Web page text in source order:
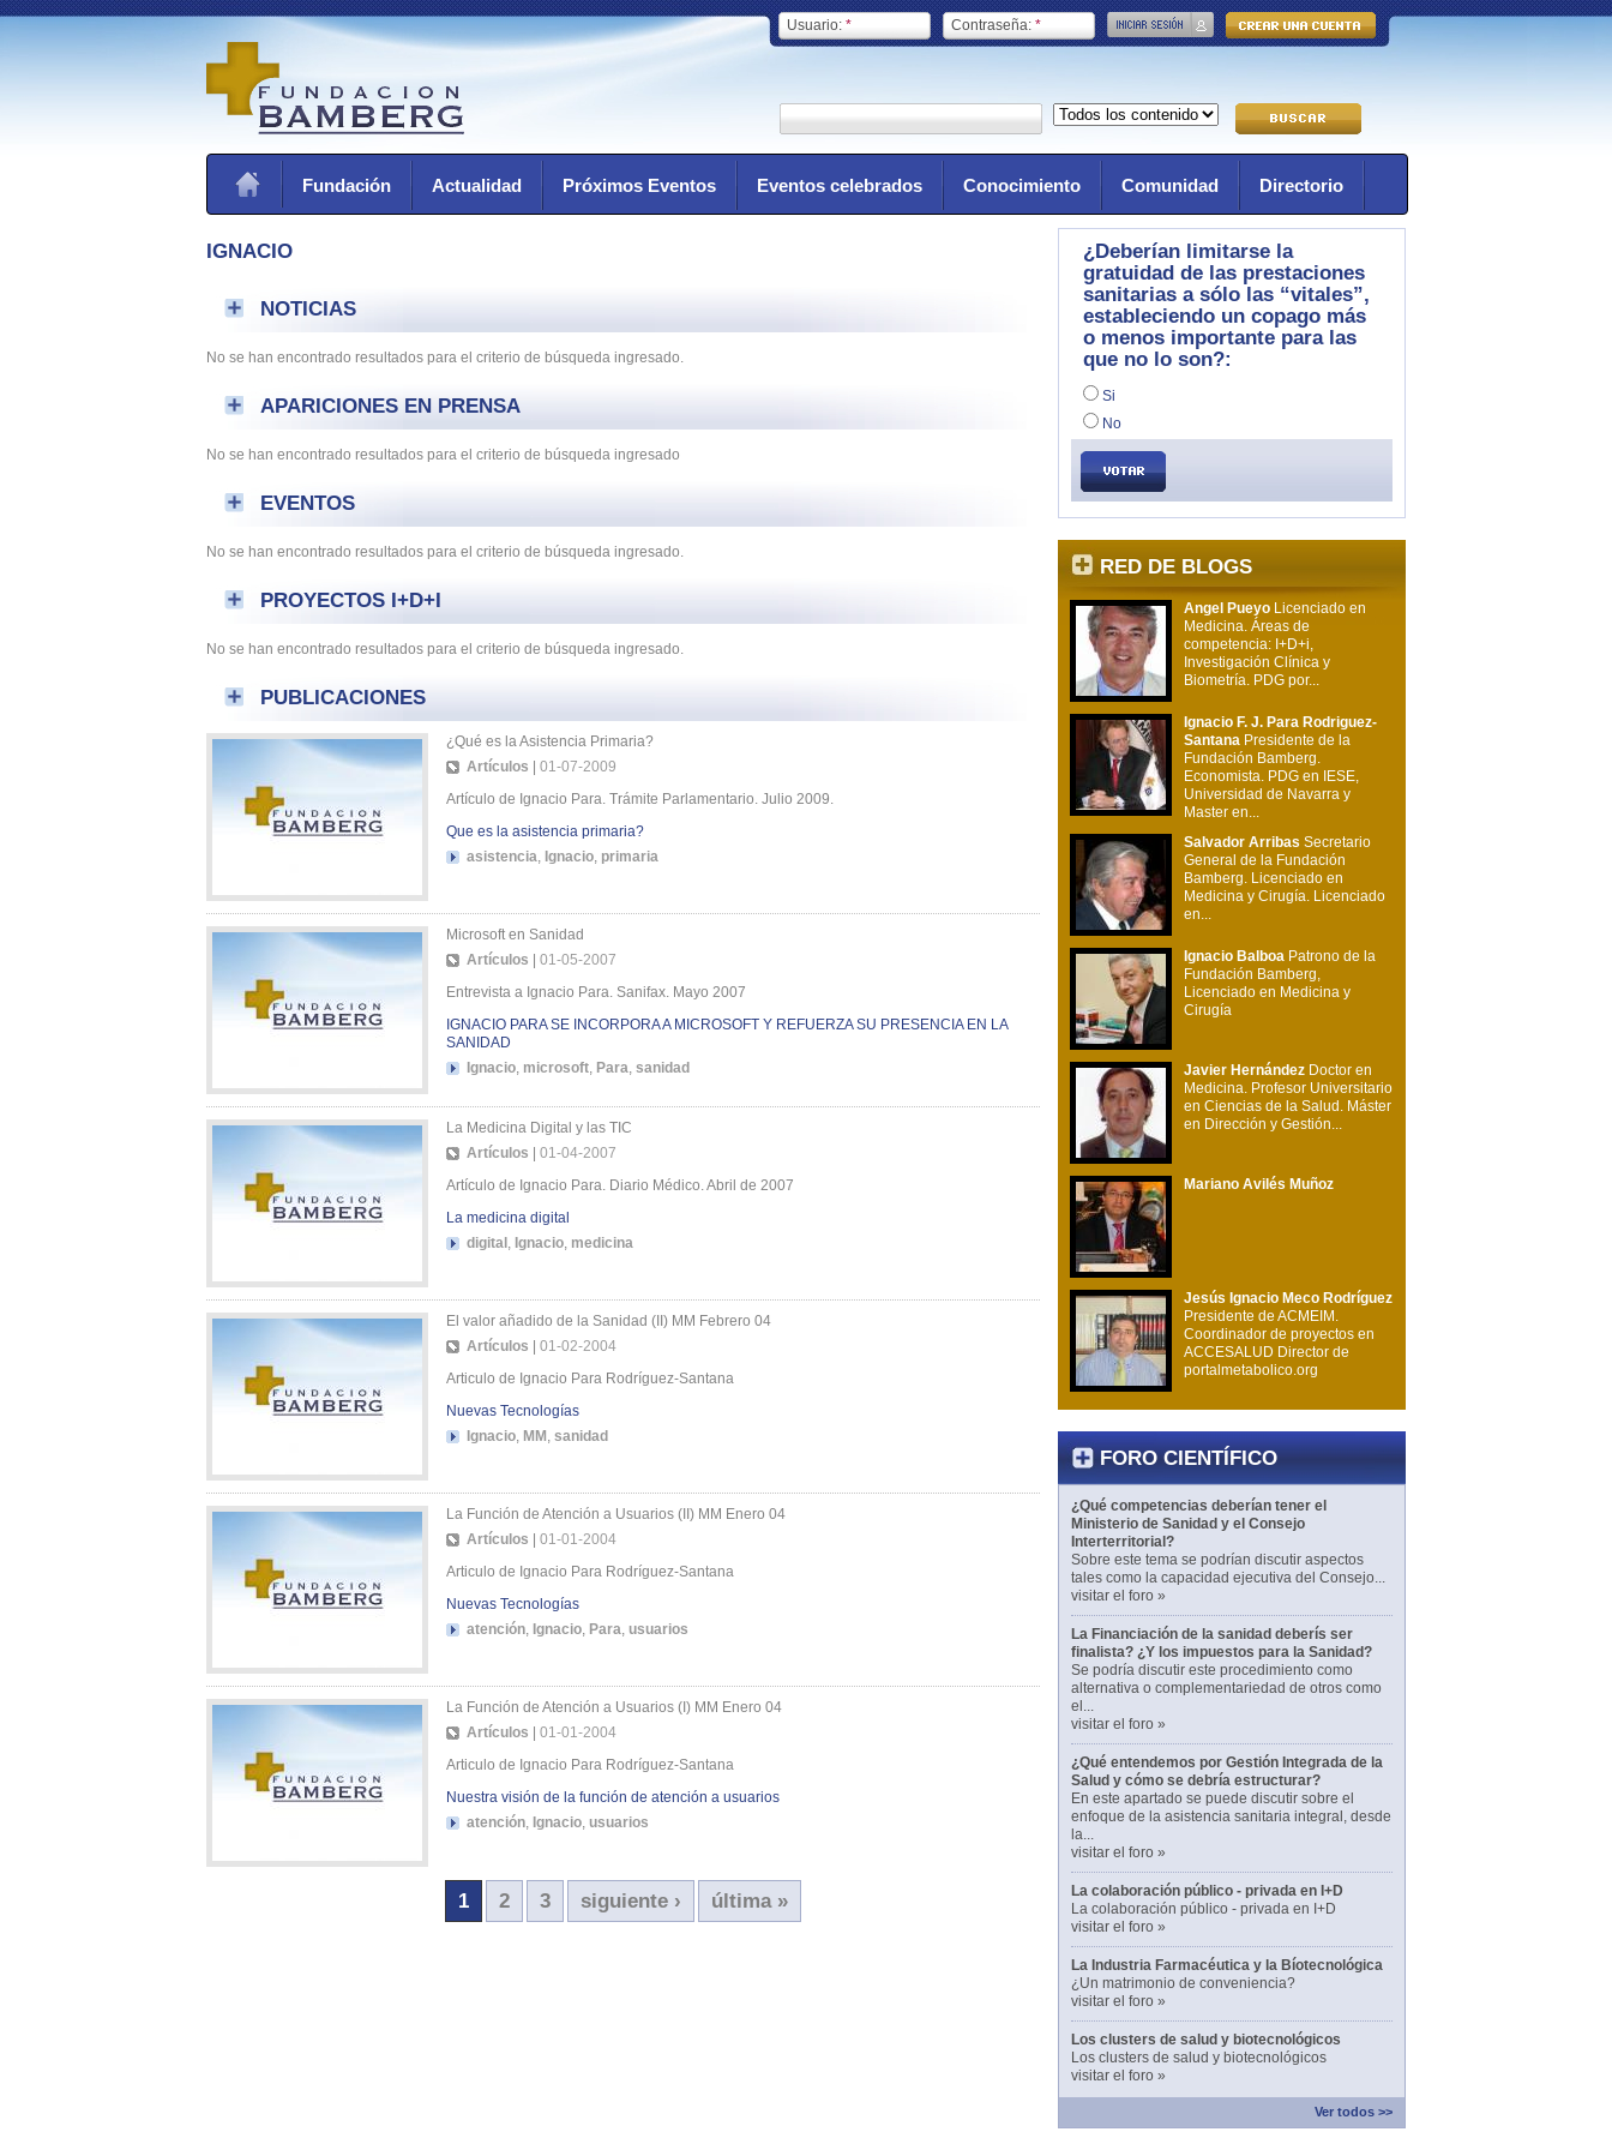
Usuario: * Contraseña: *
Fundación Actualidad Próximos Eventos Eventos celebrados Conocimiento Comunidad Directorio
¿Deberían limitarse la
gratuidad de las prestaciones
sanitarias a sólo las “vitales”,
estableciendo un copago más
o menos importante para las
que no lo son?:
Si
No
RED DE BLOGS
Angel Pueyo Licenciado en
Medicina. Áreas de
competencia: I+D+i,
Investigación Clínica y
Biometría. PDG por...
Ignacio F. J. Para Rodriguez-
Santana Presidente de la
Fundación Bamberg.
Economista. PDG en IESE,
Universidad de Navarra y
Master en...
Salvador Arribas Secretario
General de la Fundación
Bamberg. Licenciado en
Medicina y Cirugía. Licenciado
en...
Ignacio Balboa Patrono de la
Fundación Bamberg,
Licenciado en Medicina y
Cirugía
Javier Hernández Doctor en
Medicina. Profesor Universitario
en Ciencias de la Salud. Máster
en Dirección y Gestión...
Mariano Avilés Muñoz
Jesús Ignacio Meco Rodríguez
Presidente de ACMEIM.
Coordinador de proyectos en
ACCESALUD Director de
portalmetabolico.org
FORO CIENTÍFICO
¿Qué competencias deberían tener el
Ministerio de Sanidad y el Consejo
Interterritorial?
Sobre este tema se podrían discutir aspectos
tales como la capacidad ejecutiva del Consejo...
visitar el foro »
La Financiación de la sanidad deberís ser
finalista? ¿Y los impuestos para la Sanidad?
Se podría discutir este procedimiento como
alternativa o complementariedad de otros como
el...
visitar el foro »
¿Qué entendemos por Gestión Integrada de la
Salud y cómo se debría estructurar?
En este apartado se puede discutir sobre el
enfoque de la asistencia sanitaria integral, desde
la...
visitar el foro »
La colaboración público - privada en I+D
La colaboración público - privada en I+D
visitar el foro »
La Industria Farmacéutica y la Bíotecnológica
¿Un matrimonio de conveniencia?
visitar el foro »
Los clusters de salud y biotecnológicos
Los clusters de salud y biotecnológicos
visitar el foro »
Ver todos >>
IGNACIO
NOTICIAS
No se han encontrado resultados para el criterio de búsqueda ingresado.
APARICIONES EN PRENSA
No se han encontrado resultados para el criterio de búsqueda ingresado
EVENTOS
No se han encontrado resultados para el criterio de búsqueda ingresado.
PROYECTOS I+D+I
No se han encontrado resultados para el criterio de búsqueda ingresado.
PUBLICACIONES
¿Qué es la Asistencia Primaria?
Artículos | 01-07-2009
Artículo de Ignacio Para. Trámite Parlamentario. Julio 2009.
Que es la asistencia primaria?
asistencia Ignacio primaria
Microsoft en Sanidad
Artículos | 01-05-2007
Entrevista a Ignacio Para. Sanifax. Mayo 2007
IGNACIO PARA SE INCORPORA A MICROSOFT Y REFUERZA SU PRESENCIA EN LA
SANIDAD
Ignacio microsoft Para sanidad
La Medicina Digital y las TIC
Artículos | 01-04-2007
Artículo de Ignacio Para. Diario Médico. Abril de 2007
La medicina digital
digital Ignacio medicina
El valor añadido de la Sanidad (II) MM Febrero 04
Artículos | 01-02-2004
Articulo de Ignacio Para Rodríguez-Santana
Nuevas Tecnologías
Ignacio MM sanidad
La Función de Atención a Usuarios (II) MM Enero 04
Artículos | 01-01-2004
Articulo de Ignacio Para Rodríguez-Santana
Nuevas Tecnologías
atención Ignacio Para usuarios
La Función de Atención a Usuarios (I) MM Enero 04
Artículos | 01-01-2004
Articulo de Ignacio Para Rodríguez-Santana
Nuestra visión de la función de atención a usuarios
atención Ignacio usuarios
1 2 3 siguiente › última »